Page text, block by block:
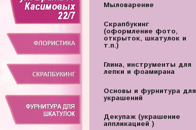
Мыловарение
Скрапбукинг
(оформление фото,
открыток, шкатулок и
т.п.)
Глина, инструменты для
лепки и фоамирана
Основы и фурнитура для
украшений
Декупаж (украшение
аппликацией )